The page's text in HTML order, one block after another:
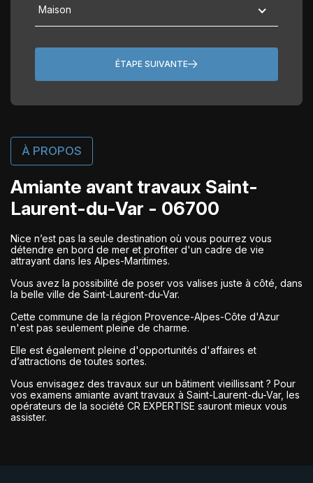
Maison
ÉTAPE SUIVANTE
À PROPOS
Amiante avant travaux Saint-
Laurent-du-Var - 06700
Nice n’est pas la seule destination où vous pourrez vous
détendre en bord de mer et profiter d'un cadre de vie
attrayant dans les Alpes-Maritimes.
Vous avez la possibilité de poser vos valises juste à côté, dans
la belle ville de Saint-Laurent-du-Var.
Cette commune de la région Provence-Alpes-Côte d'Azur
n'est pas seulement pleine de charme.
Elle est également pleine d'opportunités d'affaires et
d’attractions de toutes sortes.
Vous envisagez des travaux sur un bâtiment vieillissant ? Pour
vos examens amiante avant travaux à Saint-Laurent-du-Var, les
opérateurs de la société CR EXPERTISE sauront mieux vous
assister.